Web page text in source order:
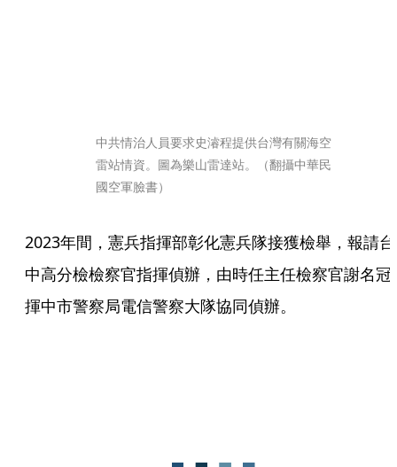
中共情治人員要求史濬程提供台灣有關海空
雷站情資。圖為樂山雷達站。（翻攝中華民
國空軍臉書）
2023年間，憲兵指揮部彰化憲兵隊接獲檢舉，報請台
中高分檢檢察官指揮偵辦，由時任主任檢察官謝名冠
揮中市警察局電信警察大隊協同偵辦。